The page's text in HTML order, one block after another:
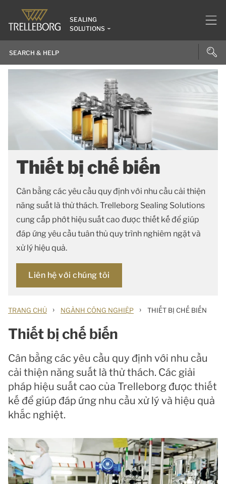
SEALING
SOLUTIONS
Thiết bị chế biến
Cân bằng các yêu cầu quy định với nhu cầu cải thiện
năng suất là thử thách. Trelleborg Sealing Solutions
cung cấp phớt hiệu suất cao được thiết kế để giúp
đáp ứng yêu cầu tuân thủ quy trình nghiêm ngặt và
xử lý hiệu quả.
Liên hệ với chúng tôi
TRANG CHỦ › NGÀNH CÔNG NGHIỆP › THIẾT BỊ CHẾ BIẾN
Thiết bị chế biến
Cân bằng các yêu cầu quy định với nhu cầu
cải thiện năng suất là thử thách. Các giải
pháp hiệu suất cao của Trelleborg được thiết
kế để giúp đáp ứng nhu cầu xử lý và hiệu quả
khắc nghiệt.